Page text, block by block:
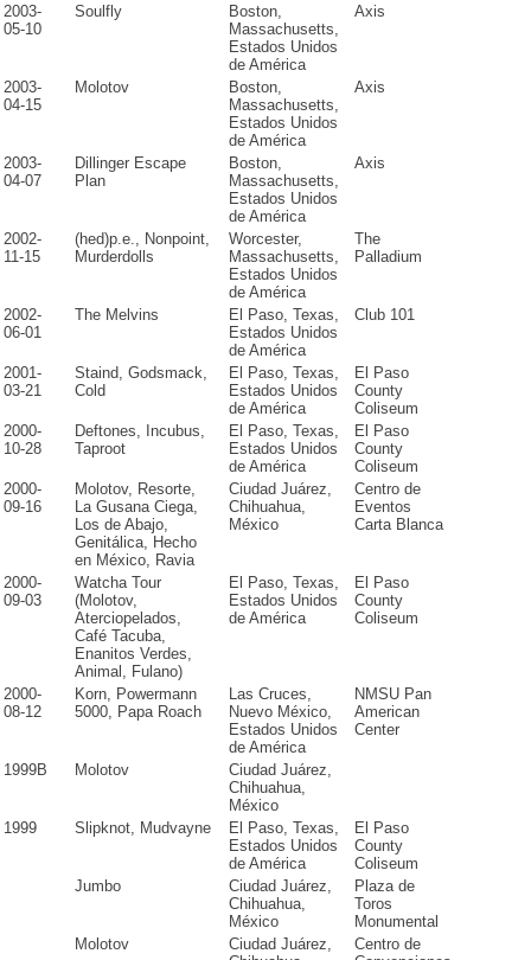
2003-
05-10
Soulfly
Boston,
Massachusetts,
Estados Unidos
de América
Axis
2003-
04-15
Molotov
Boston,
Massachusetts,
Estados Unidos
de América
Axis
2003-
04-07
Dillinger Escape
Plan
Boston,
Massachusetts,
Estados Unidos
de América
Axis
2002-
11-15
(hed)p.e., Nonpoint,
Murderdolls
Worcester,
Massachusetts,
Estados Unidos
de América
The
Palladium
2002-
06-01
The Melvins
El Paso, Texas,
Estados Unidos
de América
Club 101
2001-
03-21
Staind, Godsmack,
Cold
El Paso, Texas,
Estados Unidos
de América
El Paso
County
Coliseum
2000-
10-28
Deftones, Incubus,
Taproot
El Paso, Texas,
Estados Unidos
de América
El Paso
County
Coliseum
2000-
09-16
Molotov, Resorte,
La Gusana Ciega,
Los de Abajo,
Genitálica, Hecho
en México, Ravia
Ciudad Juárez,
Chihuahua,
México
Centro de
Eventos
Carta Blanca
2000-
09-03
Watcha Tour
(Molotov,
Aterciopelados,
Café Tacuba,
Enanitos Verdes,
Animal, Fulano)
El Paso, Texas,
Estados Unidos
de América
El Paso
County
Coliseum
2000-
08-12
Korn, Powermann
5000, Papa Roach
Las Cruces,
Nuevo México,
Estados Unidos
de América
NMSU Pan
American
Center
1999B Molotov
Ciudad Juárez,
Chihuahua,
México
1999
Slipknot, Mudvayne
El Paso, Texas,
Estados Unidos
de América
El Paso
County
Coliseum
Jumbo
Ciudad Juárez,
Chihuahua,
México
Plaza de
Toros
Monumental
Molotov
Ciudad Juárez,
Centro de